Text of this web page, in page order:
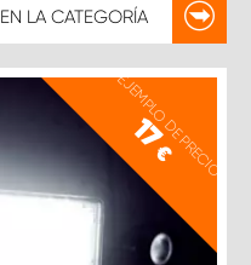
EN LA CATEGORÍA
EJEMPLO DE PRECIO
17
€